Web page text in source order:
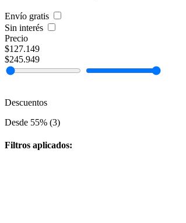
Envío gratis
Sin interés
Precio
$127.149
$245.949
Descuentos
Desde 55% (3)
Filtros aplicados: